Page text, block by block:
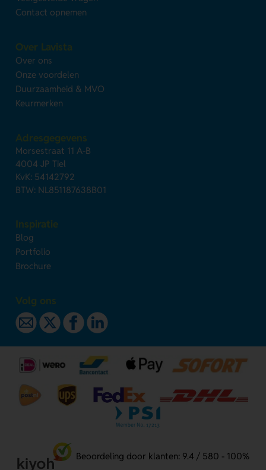
Contact opnemen
Over Lavista
Over ons
Onze voordelen
Duurzaamheid & MVO
Keurmerken
Adresgegevens
Morsestraat 11 A-B
4004 JP Tiel
KvK: 54142792
BTW: NL851187638B01
Inspiratie
Blog
Portfolio
Brochure
Volg ons
Beoordeling door klanten: 9.4 / 580 - 100%